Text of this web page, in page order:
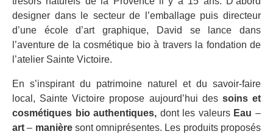
designer dans le secteur de l’emballage puis directeur
d’une école d’art graphique, David se lance dans
l’aventure de la cosmétique bio à travers la fondation de
l’atelier Sainte Victoire.
En s’inspirant du patrimoine naturel et du savoir-faire
local, Sainte Victoire propose aujourd’hui dessoins et
cosmétiques bio authentiques, dont les valeurs Eau –
art – manièresont omniprésentes. Les produits proposés